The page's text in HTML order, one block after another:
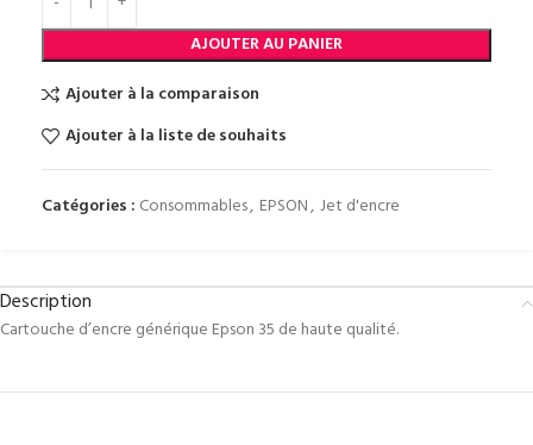
AJOUTER AU PANIER
Ajouter à la comparaison
Ajouter à la liste de souhaits
Catégories : Consommables, EPSON, Jet d'encre
Description
Cartouche d’encre générique Epson 35 de haute qualité.